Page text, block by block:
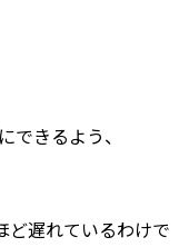
きるよう、
ど遅れているわけで